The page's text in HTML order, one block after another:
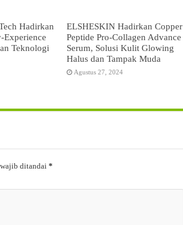
Hadirkan
Experience
Teknologi
ELSHESKIN Hadirkan Copper
Peptide Pro-Collagen Advance
Serum, Solusi Kulit Glowing
Halus dan Tampak Muda
Agustus 27, 2024
ditandai *